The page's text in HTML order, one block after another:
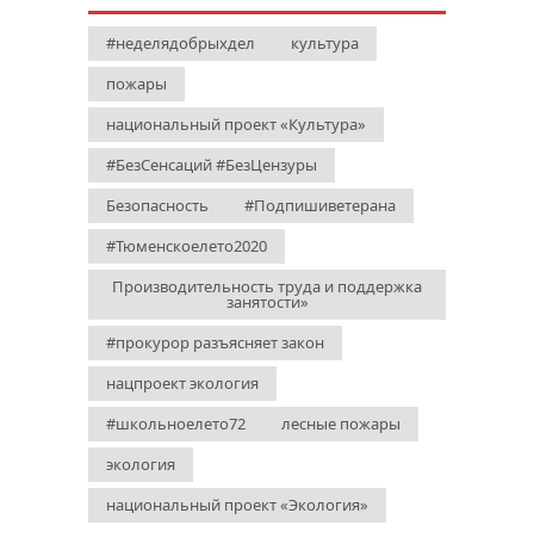
#неделядобрыхдел
культура
пожары
национальный проект «Культура»
#БезСенсаций #БезЦензуры
Безопасность
#Подпишиветерана
#Тюменскоелето2020
Производительность труда и поддержка
занятости»
#прокурор разъясняет закон
нацпроект экология
#школьноелето72
лесные пожары
экология
национальный проект «Экология»